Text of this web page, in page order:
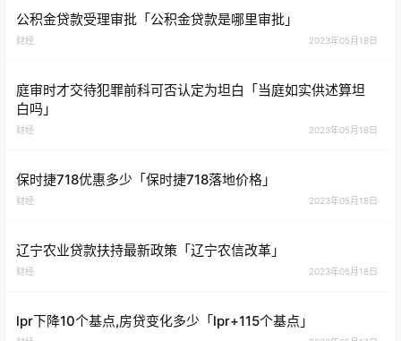
公积金贷款受理审批「公积金贷款是哪里审批」
财经 2023年05月18日
庭审时才交待犯罪前科可否认定为坦白「当庭如实供述算坦
白吗」
财经 2023年05月18日
保时捷718优惠多少「保时捷718落地价格」
财经 2023年05月18日
辽宁农业贷款扶持最新政策「辽宁农信改革」
财经 2023年05月18日
lpr下降10个基点,房贷变化多少「lpr+115个基点」